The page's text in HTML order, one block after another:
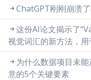
ChatGPT刚刚崩溃
这份AI论文揭示了
视觉词汇的新方法，
为什么数据项目未
意的5个关键要素